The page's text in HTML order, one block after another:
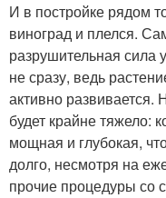
И в постройке рядом
виноград и плелся.
разрушительная сила
не сразу, ведь
активно развивается.
будет крайне тяжело:
мощная и глубокая,
долго, несмотря на
прочие процедуры со